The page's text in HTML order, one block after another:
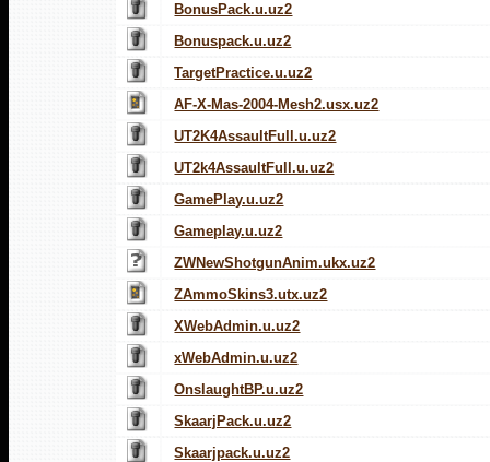
BonusPack.u.uz2
Bonuspack.u.uz2
TargetPractice.u.uz2
AF-X-Mas-2004-Mesh2.usx.uz2
UT2K4AssaultFull.u.uz2
UT2k4AssaultFull.u.uz2
GamePlay.u.uz2
Gameplay.u.uz2
ZWNewShotgunAnim.ukx.uz2
ZAmmoSkins3.utx.uz2
XWebAdmin.u.uz2
xWebAdmin.u.uz2
OnslaughtBP.u.uz2
SkaarjPack.u.uz2
Skaarjpack.u.uz2